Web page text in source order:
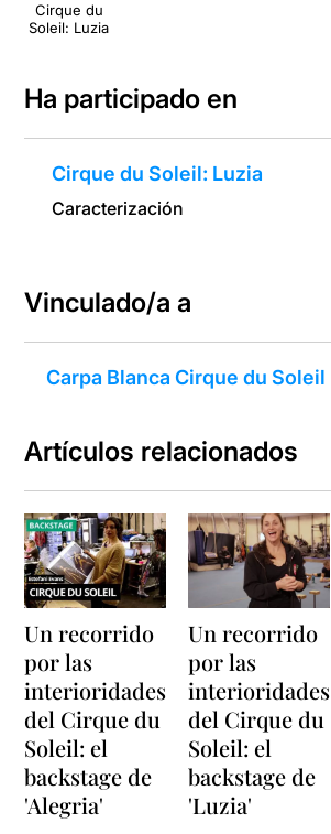
Cirque du
Soleil: Luzia
Ha participado en
Cirque du Soleil: Luzia
Caracterización
Vinculado/a a
Carpa Blanca Cirque du Soleil
Artículos relacionados
Un recorrido
por las
interioridades
del Cirque du
Soleil: el
backstage de
'Alegria'
Un recorrido
por las
interioridades
del Cirque du
Soleil: el
backstage de
'Luzia'